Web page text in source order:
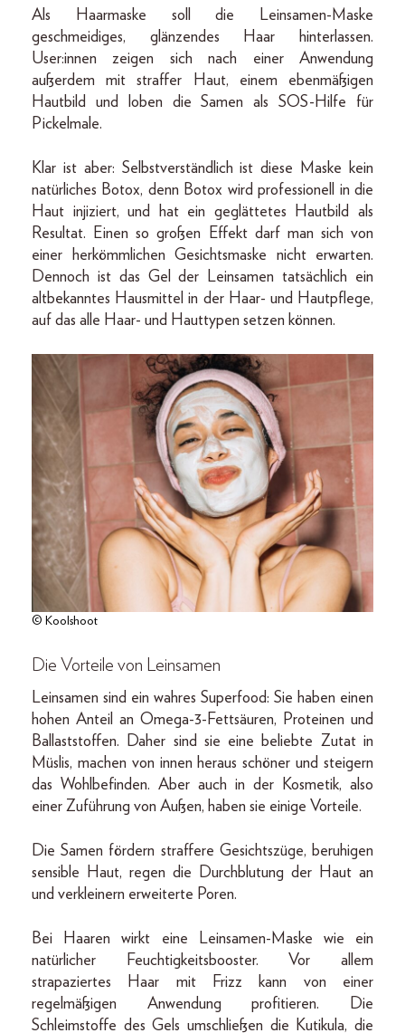
Als Haarmaske soll die Leinsamen-Maske
geschmeidiges, glänzendes Haar hinterlassen.
User:innen zeigen sich nach einer Anwendung
außerdem mit straffer Haut, einem ebenmäßigen
Hautbild und loben die Samen als SOS-Hilfe für
Pickelmale.
Klar ist aber: Selbstverständlich ist diese Maske kein
natürliches Botox, denn Botox wird professionell in die
Haut injiziert, und hat ein geglättetes Hautbild als
Resultat. Einen so großen Effekt darf man sich von
einer herkömmlichen Gesichtsmaske nicht erwarten.
Dennoch ist das Gel der Leinsamen tatsächlich ein
altbekanntes Hausmittel in der Haar- und Hautpflege,
auf das alle Haar- und Hauttypen setzen können.
© Koolshoot
Die Vorteile von Leinsamen
Leinsamen sind ein wahres Superfood: Sie haben einen
hohen Anteil an Omega-3-Fettsäuren, Proteinen und
Ballaststoffen. Daher sind sie eine beliebte Zutat in
Müslis, machen von innen heraus schöner und steigern
das Wohlbefinden. Aber auch in der Kosmetik, also
einer Zuführung von Außen, haben sie einige Vorteile.
Die Samen fördern straffere Gesichtszüge, beruhigen
sensible Haut, regen die Durchblutung der Haut an
und verkleinern erweiterte Poren.
Bei Haaren wirkt eine Leinsamen-Maske wie ein
natürlicher Feuchtigkeitsbooster. Vor allem
strapaziertes Haar mit Frizz kann von einer
regelmäßigen Anwendung profitieren. Die
Schleimstoffe des Gels umschließen die Kutikula, die